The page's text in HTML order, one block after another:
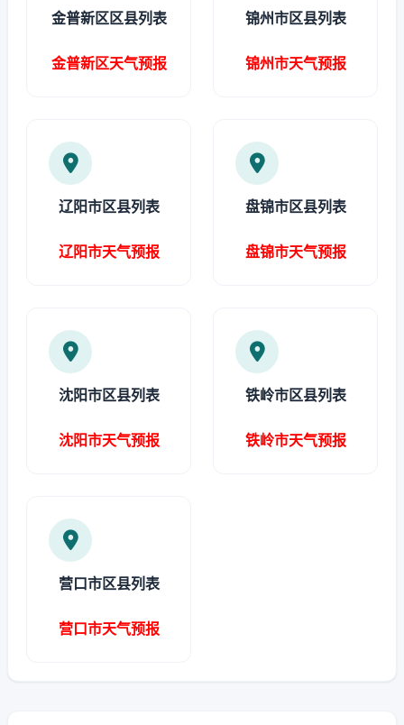
金普新区区县列表
金普新区天气预报
锦州市区县列表
锦州市天气预报
辽阳市区县列表
辽阳市天气预报
盘锦市区县列表
盘锦市天气预报
沈阳市区县列表
沈阳市天气预报
铁岭市区县列表
铁岭市天气预报
营口市区县列表
营口市天气预报